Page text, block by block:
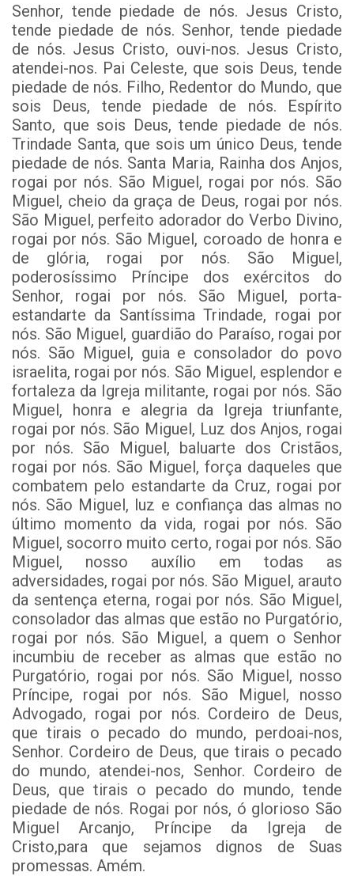
Senhor, tende piedade de nós. Jesus Cristo,
tende piedade de nós. Senhor, tende piedade
de nós. Jesus Cristo, ouvi-nos. Jesus Cristo,
atendei-nos. Pai Celeste, que sois Deus, tende
piedade de nós. Filho, Redentor do Mundo, que
sois Deus, tende piedade de nós. Espírito
Santo, que sois Deus, tende piedade de nós.
Trindade Santa, que sois um único Deus, tende
piedade de nós. Santa Maria, Rainha dos Anjos,
rogai por nós. São Miguel, rogai por nós. São
Miguel, cheio da graça de Deus, rogai por nós.
São Miguel, perfeito adorador do Verbo Divino,
rogai por nós. São Miguel, coroado de honra e
de glória, rogai por nós. São Miguel,
poderosíssimo Príncipe dos exércitos do
Senhor, rogai por nós. São Miguel, porta-
estandarte da Santíssima Trindade, rogai por
nós. São Miguel, guardião do Paraíso, rogai por
nós. São Miguel, guia e consolador do povo
israelita, rogai por nós. São Miguel, esplendor e
fortaleza da Igreja militante, rogai por nós. São
Miguel, honra e alegria da Igreja triunfante,
rogai por nós. São Miguel, Luz dos Anjos, rogai
por nós. São Miguel, baluarte dos Cristãos,
rogai por nós. São Miguel, força daqueles que
combatem pelo estandarte da Cruz, rogai por
nós. São Miguel, luz e confiança das almas no
último momento da vida, rogai por nós. São
Miguel, socorro muito certo, rogai por nós. São
Miguel, nosso auxílio em todas as
adversidades, rogai por nós. São Miguel, arauto
da sentença eterna, rogai por nós. São Miguel,
consolador das almas que estão no Purgatório,
rogai por nós. São Miguel, a quem o Senhor
incumbiu de receber as almas que estão no
Purgatório, rogai por nós. São Miguel, nosso
Príncipe, rogai por nós. São Miguel, nosso
Advogado, rogai por nós. Cordeiro de Deus,
que tirais o pecado do mundo, perdoai-nos,
Senhor. Cordeiro de Deus, que tirais o pecado
do mundo, atendei-nos, Senhor. Cordeiro de
Deus, que tirais o pecado do mundo, tende
piedade de nós. Rogai por nós, ó glorioso São
Miguel Arcanjo, Príncipe da Igreja de
Cristo,para que sejamos dignos de Suas
promessas. Amém.